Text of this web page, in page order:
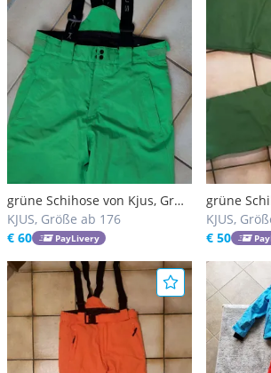
grüne Schihose von Kjus, Gr
176, top
KJUS, Größe ab 176
€ 60
PayLivery
grüne
164, top
KJUS,
€ 50